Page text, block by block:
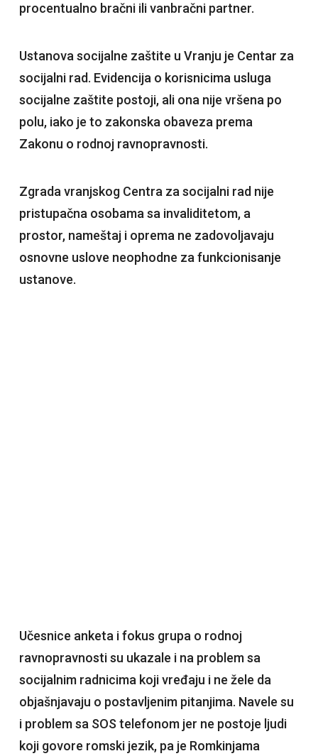
procentualno bračni ili vanbračni partner.
Ustanova socijalne zaštite u Vranju je Centar za
socijalni rad. Evidencija o korisnicima usluga
socijalne zaštite postoji, ali ona nije vršena po
polu, iako je to zakonska obaveza prema
Zakonu o rodnoj ravnopravnosti.
Zgrada vranjskog Centra za socijalni rad nije
pristupačna osobama sa invaliditetom, a
prostor, nameštaj i oprema ne zadovoljavaju
osnovne uslove neophodne za funkcionisanje
ustanove.
Učesnice anketa i fokus grupa o rodnoj
ravnopravnosti su ukazale i na problem sa
socijalnim radnicima koji vređaju i ne žele da
objašnjavaju o postavljenim pitanjima. Navele su
i problem sa SOS telefonom jer ne postoje ljudi
koji govore romski jezik, pa je Romkinjama